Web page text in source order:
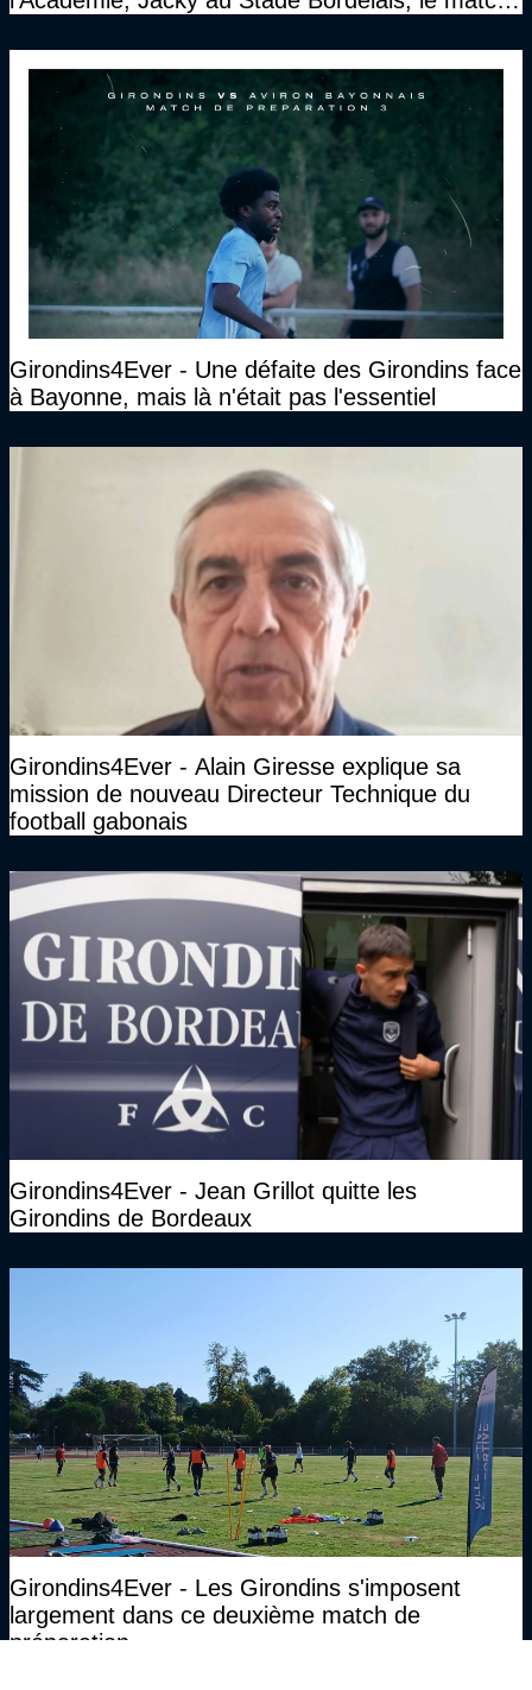
Girondins4Ever - Une défaite des Girondins face
à Bayonne, mais là n'était pas l'essentiel
Girondins4Ever - Alain Giresse explique sa
mission de nouveau Directeur Technique du
football gabonais
Girondins4Ever - Jean Grillot quitte les
Girondins de Bordeaux
Girondins4Ever - Les Girondins s'imposent
largement dans ce deuxième match de
préparation